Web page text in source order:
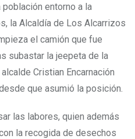
entorno a la
la Alcaldía de Los Alcarrizos
el camión que fue
subastar la jeepeta de la
Cristian Encarnación
que asumió la posición.
las labores, quien además
la recogida de desechos